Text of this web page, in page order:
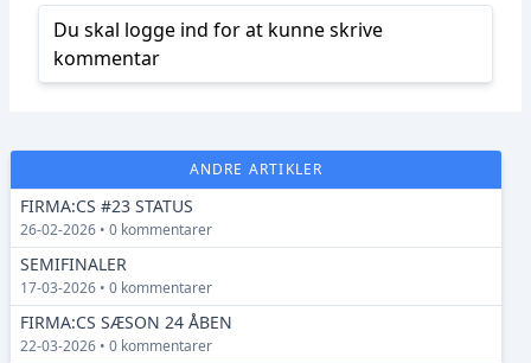
Du skal logge ind for at kunne skrive
kommentar
ANDRE ARTIKLER
FIRMA:CS #23 STATUS
26-02-2026 • 0 kommentarer
SEMIFINALER
17-03-2026 • 0 kommentarer
FIRMA:CS SÆSON 24 ÅBEN
22-03-2026 • 0 kommentarer